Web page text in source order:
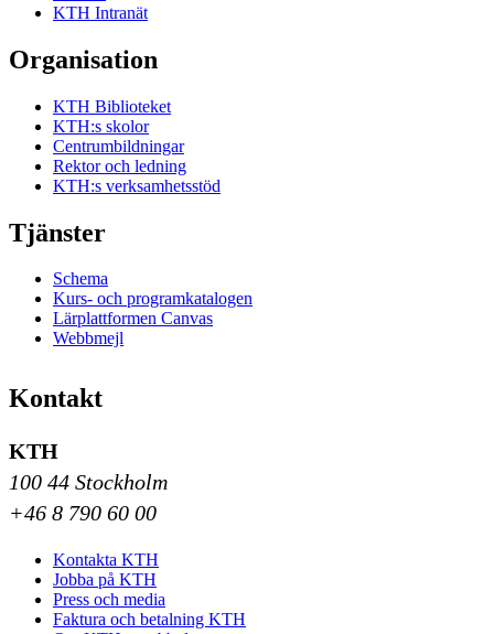
KTH Intranät
Organisation
KTH Biblioteket
KTH:s skolor
Centrumbildningar
Rektor och ledning
KTH:s verksamhetsstöd
Tjänster
Schema
Kurs- och programkatalogen
Lärplattformen Canvas
Webbmejl
Kontakt
KTH
100 44 Stockholm
+46 8 790 60 00
Kontakta KTH
Jobba på KTH
Press och media
Faktura och betalning KTH